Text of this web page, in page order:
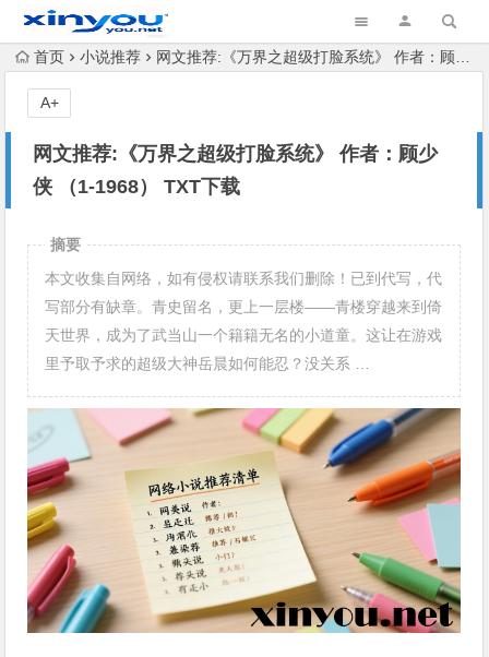
首页 小说推荐 网文推荐:《万界之超级打脸系统》 作者：顾少侠 （1-1968） TXT下载
网文推荐:《万界之超级打脸系统》 作者：顾少
侠 （1-1968） TXT下载
A+
摘要
本文收集自网络，如有侵权请联系我们删除！已到代写，代
写部分有缺章。青史留名，更上一层楼——青楼穿越来到倚
天世界，成为了武当山一个籍籍无名的小道童。这让在游戏
里予取予求的超级大神岳晨如何能忍？没关系 …